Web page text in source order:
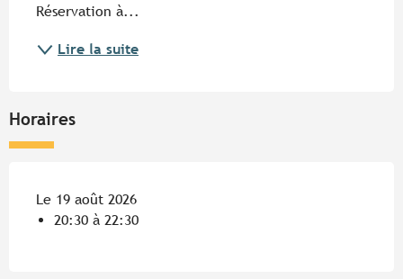
Réservation à...
Lire la suite
Horaires
Le 19 août 2026
20:30 à 22:30